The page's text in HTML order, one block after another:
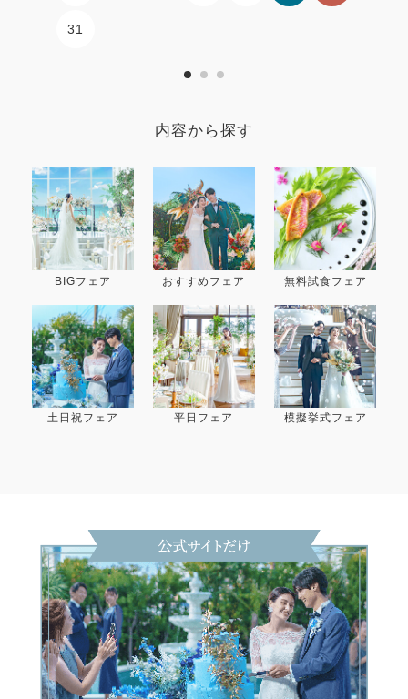
31
内容から探す
BIGフェア おすすめフェア 無料試食フェア
土日祝フェア 平日フェア 模擬挙式フェア